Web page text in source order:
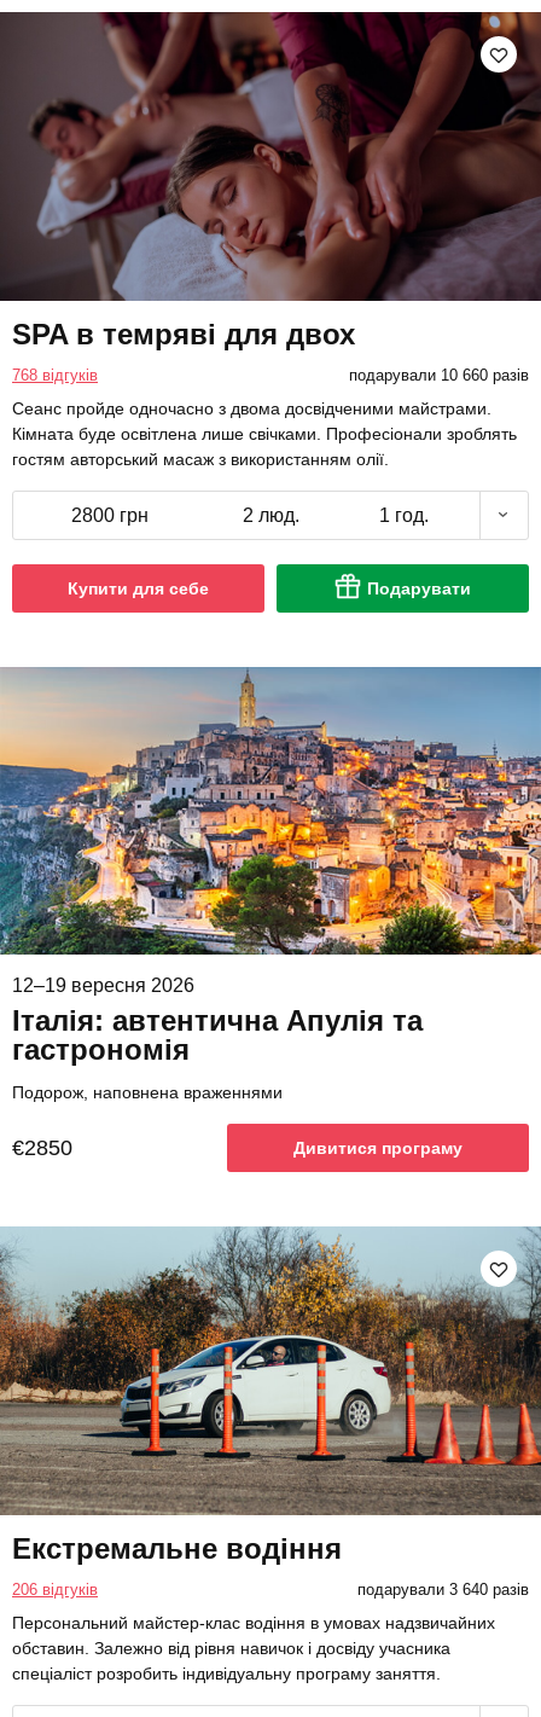
SPA в темряві для двох
768 відгуків подарували 10 660 разів
Сеанс пройде одночасно з двома досвідченими майстрами.
Кімната буде освітлена лише свічками. Професіонали зроблять
гостям авторський масаж з використанням олії.
2800 грн 2 люд. 1 год.
Купити для себе Подарувати
12–19 вересня 2026
Італія: автентична Апулія та
гастрономія
Подорож, наповнена враженнями
€2850 Дивитися програму
Екстремальне водіння
206 відгуків подарували 3 640 разів
Персональний майстер-клас водіння в умовах надзвичайних
обставин. Залежно від рівня навичок і досвіду учасника
спеціаліст розробить індивідуальну програму заняття.